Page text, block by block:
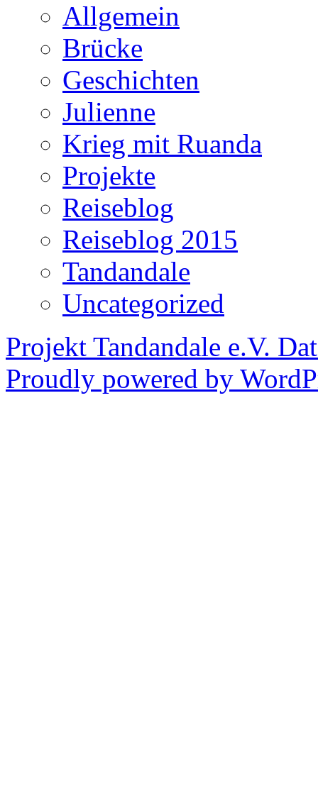
Allgemein
Brücke
Geschichten
Julienne
Krieg mit Ruanda
Projekte
Reiseblog
Reiseblog 2015
Tandandale
Uncategorized
Projekt Tandandale e.V.
Proudly powered by